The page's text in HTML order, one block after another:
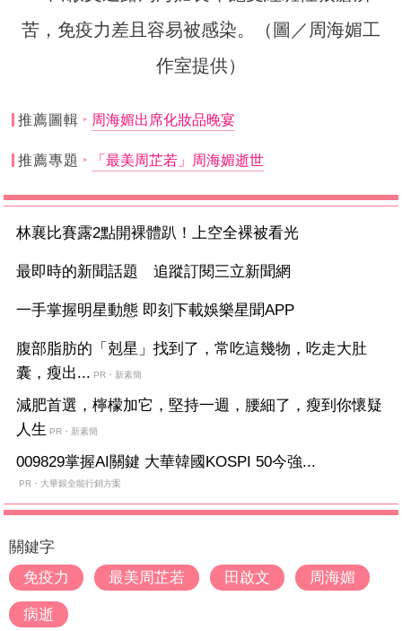
苦，免疫力差且容易被感染。（圖／周海媚工
作室提供）
推薦圖輯 周海媚出席化妝品晚宴
推薦專題 「最美周芷若」周海媚逝世
林襄比賽露2點開裸體趴！上空全裸被看光
最即時的新聞話題 追蹤訂閱三立新聞網
一手掌握明星動態 即刻下載娛樂星聞APP
腹部脂肪的「剋星」找到了，常吃這幾物，吃走大肚
囊，瘦出... PR・新素簡
減肥首選，檸檬加它，堅持一週，腰細了，瘦到你懷疑
人生
PR・新素簡
009829掌握AI關鍵 大華韓國KOSPI 50今強...
PR・大華銀全能行銷方案
關鍵字
免疫力
最美周芷若 田啟文 周海媚
病逝